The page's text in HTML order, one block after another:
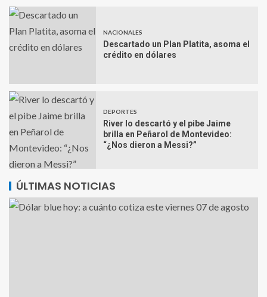
NACIONALES
Descartado un Plan Platita, asoma el
crédito en dólares
DEPORTES
River lo descartó y el pibe Jaime
brilla en Peñarol de Montevideo:
“¿Nos dieron a Messi?”
ÚLTIMAS NOTICIAS